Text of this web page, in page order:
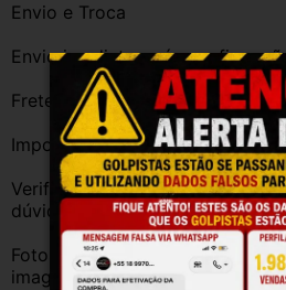
Envio e Troca
Envio imediato após
Frete grátis para diversas
Importante
Verifique a compatibilidade
dúvidas no campo de perguntas!
Fotos reais do produto. Peça
imagens.